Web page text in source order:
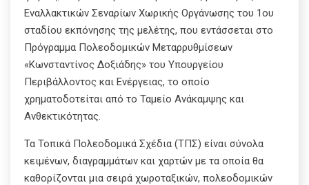
Εναλλακτικών Σεναρίων Χωρικής Οργάνωσης του 1ου
σταδίου εκπόνησης της μελέτης, που εντάσσεται στο
Πρόγραμμα Πολεοδομικών Μεταρρυθμίσεων
«Κωνσταντίνος Δοξιάδης» του Υπουργείου
Περιβάλλοντος και Ενέργειας, το οποίο
χρηματοδοτείται από το Ταμείο Ανάκαμψης και
Ανθεκτικότητας.
Τα Τοπικά Πολεοδομικά Σχέδια (ΤΠΣ) είναι σύνολα
κειμένων, διαγραμμάτων και χαρτών με τα οποία θα
καθορίζονται μια σειρά χωροταξικών, πολεοδομικών